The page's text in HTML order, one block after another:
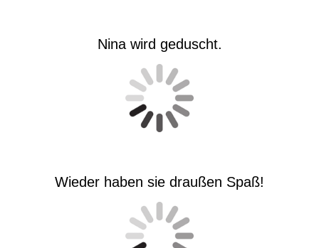
Nina wird geduscht.
Wieder haben sie draußen Spaß!